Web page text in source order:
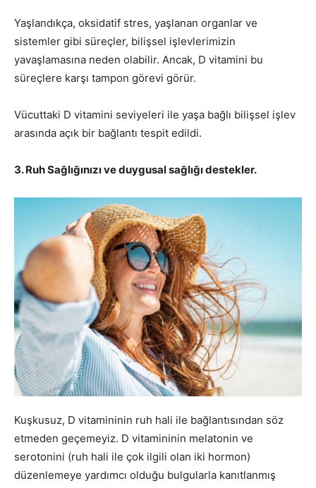
Yaşlandıkça, oksidatif stres, yaşlanan organlar ve
sistemler gibi süreçler, bilişsel işlevlerimizin
yavaşlamasına neden olabilir. Ancak, D vitamini bu
süreçlere karşı tampon görevi görür.
Vücuttaki D vitamini seviyeleri ile yaşa bağlı bilişsel işlev
arasında açık bir bağlantı tespit edildi.
3. Ruh Sağlığınızı ve duygusal sağlığı destekler.
Kuşkusuz, D vitamininin ruh hali ile bağlantısından söz
etmeden geçemeyiz. D vitamininin melatonin ve
serotonini (ruh hali ile çok ilgili olan iki hormon)
düzenlemeye yardımcı olduğu bulgularla kanıtlanmış